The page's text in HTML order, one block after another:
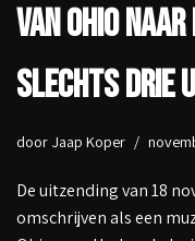
Van Ohio
slechts drie
door Jaap Koper
De uitzending van 18
omschrijven als een